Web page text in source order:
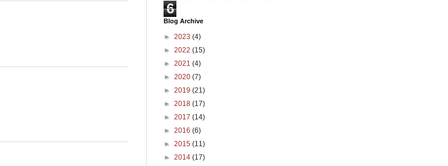
6
Blog Archive
► 2023 (4)
► 2022 (15)
► 2021 (4)
► 2020 (7)
► 2019 (21)
► 2018 (17)
► 2017 (14)
► 2016 (6)
► 2015 (11)
► 2014 (17)